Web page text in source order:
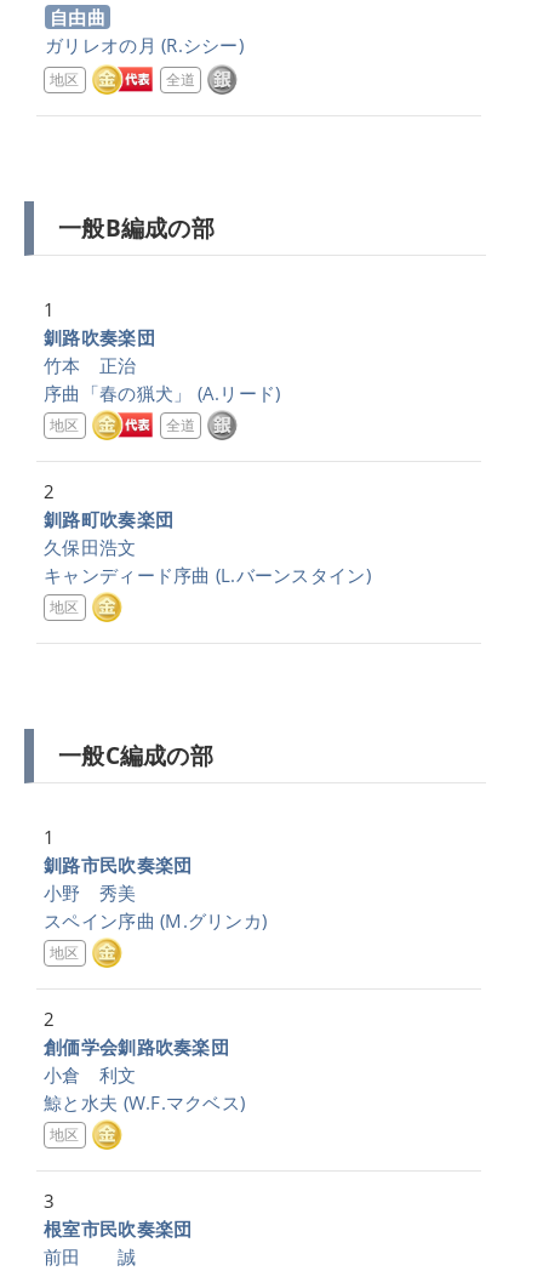
自由曲
ガリレオの月 (R.シシー)
地区 全道
一般B編成の部
1
釧路吹奏楽団
竹本 正治
序曲「春の猟犬」
(A.リード)
地区 全道
2
釧路町吹奏楽団
久保田浩文
キャンディード序曲 (L.バーンスタイン)
地区
一般C編成の部
1
釧路市民吹奏楽団
小野 秀美
スペイン序曲 (M.グリンカ)
地区
2
創価学会釧路吹奏楽団
小倉 利文
鯨と水夫 (W.F.マクベス)
地区
3
根室市民吹奏楽団
前田 誠